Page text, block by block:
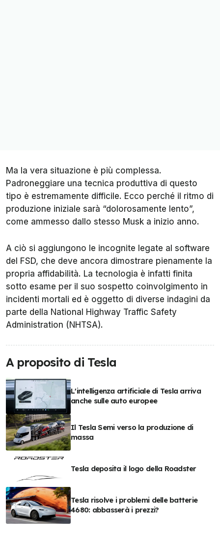
Ma la vera situazione è più complessa.
Padroneggiare una tecnica produttiva di questo
tipo è estremamente difficile. Ecco perché il ritmo di
produzione iniziale sarà “dolorosamente lento”,
come ammesso dallo stesso Musk a inizio anno.
A ciò si aggiungono le incognite legate al software
del FSD, che deve ancora dimostrare pienamente la
propria affidabilità. La tecnologia è infatti finita
sotto esame per il suo sospetto coinvolgimento in
incidenti mortali ed è oggetto di diverse indagini da
parte della National Highway Traffic Safety
Administration (NHTSA).
A proposito di Tesla
L'intelligenza artificiale di Tesla arriva
anche sulle auto europee
Il Tesla Semi verso la produzione di
massa
Tesla deposita il logo della Roadster
Tesla risolve i problemi delle batterie
4680: abbasserà i prezzi?